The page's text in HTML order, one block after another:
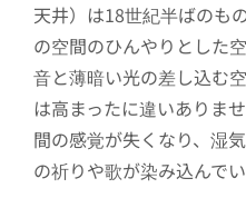
天井）は18世紀半ばのも
の空間のひんやりとした
音と薄暗い光の差し込む
は高まったに違いありま
間の感覚が失くなり、湿
の祈りや歌が染み込んで